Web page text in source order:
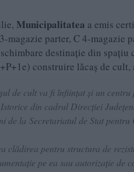
Municipalitatea a emis
magazie parter, C 4-
destinație din
construire lăcaș de
de cult va fi înființat și un
din cadrul Direcției
de la Secretariatul de Stat pentru
clădirea pentru structura de
pe ea sau autorizație de